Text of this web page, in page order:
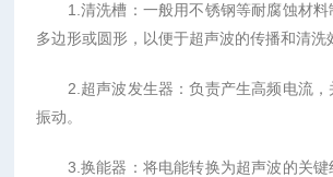
1.清洗槽：一般用不锈钢等耐腐蚀材料
多边形或圆形，以便于超声波的传播和清洗
2.超声波发生器：负责产生高频电流，
振动。
3.换能器：将电能转换为超声波的关键